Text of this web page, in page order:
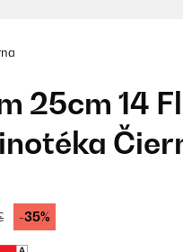
25cm 14
-35%